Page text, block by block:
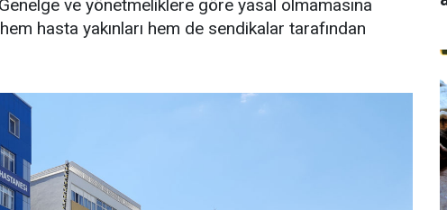
ve yönetmeliklere göre yasal olmamasına
hasta yakınları hem de sendikalar tarafından